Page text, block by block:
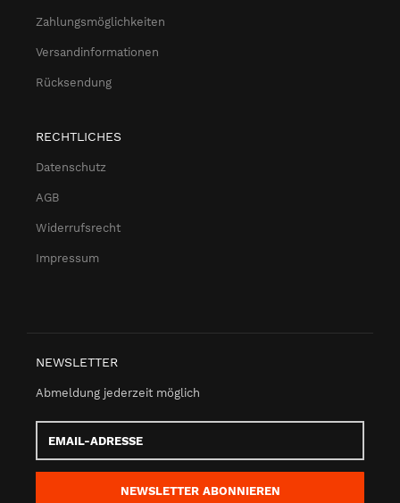
Zahlungsmöglichkeiten
Versandinformationen
Rücksendung
RECHTLICHES
Datenschutz
AGB
Widerrufsrecht
Impressum
NEWSLETTER
Abmeldung jederzeit möglich
Adresse
NEWSLETTER ABONNIEREN